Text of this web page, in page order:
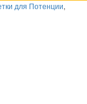
для Потенции,